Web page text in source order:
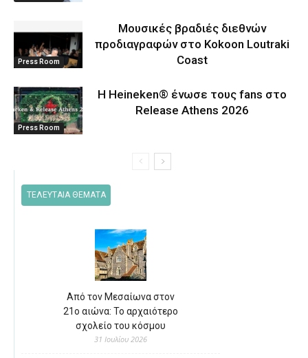
Press Room
Μουσικές βραδιές διεθνών
προδιαγραφών στο Kokoon Loutraki
Coast
Press Room
Η Heineken® ένωσε τους fans στο
Release Athens 2026
ΤΕΛΕΥΤΑΙΑ ΘΕΜΑΤΑ
Από τον Μεσαίωνα στον
21ο αιώνα: Το αρχαιότερο
σχολείο του κόσμου
31 Ιουλίου 2026